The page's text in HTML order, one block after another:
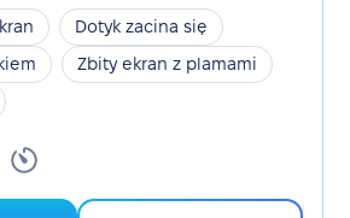
Dotyk zacina się
Zbity ekran z plamami